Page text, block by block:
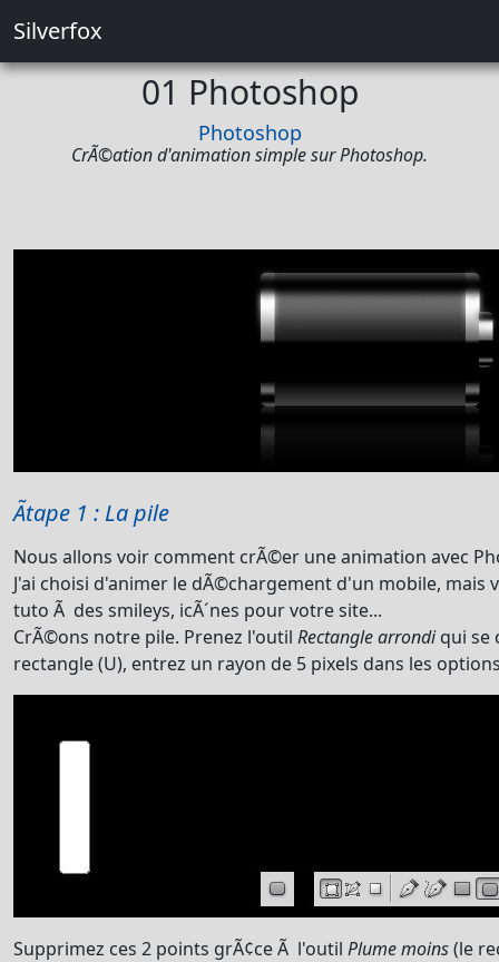
Silverfox
01 Photoshop
Photoshop
CrÃ©ation d'animation simple sur Photoshop.
Ãtape 1 : La pile
Nous allons voir comment crÃ©er une animation avec
J'ai choisi d'animer le dÃ©chargement d'un mobile, mais
tuto Ã des smileys, icÃ´nes pour votre site...
CrÃ©ons notre pile. Prenez l'outil Rectangle arrondiqui se
rectangle (U), entrez un rayon de 5 pixels dans les
Supprimez ces 2 points grÃ¢ce Ã l'outil Plume moins(le